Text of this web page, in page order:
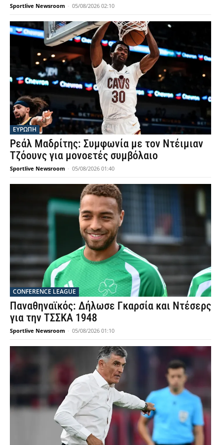
Sportlive Newsroom - 05/08/2026 02:10
ΕΥΡΩΠΗ
Ρεάλ Μαδρίτης: Συμφωνία με τον Ντέιμιαν
Τζόουνς για μονοετές συμβόλαιο
Sportlive Newsroom - 05/08/2026 01:40
CONFERENCE LEAGUE
Παναθηναϊκός: Δήλωσε Γκαρσία και Ντέσερς
για την ΤΣΣΚΑ 1948
Sportlive Newsroom - 05/08/2026 01:10